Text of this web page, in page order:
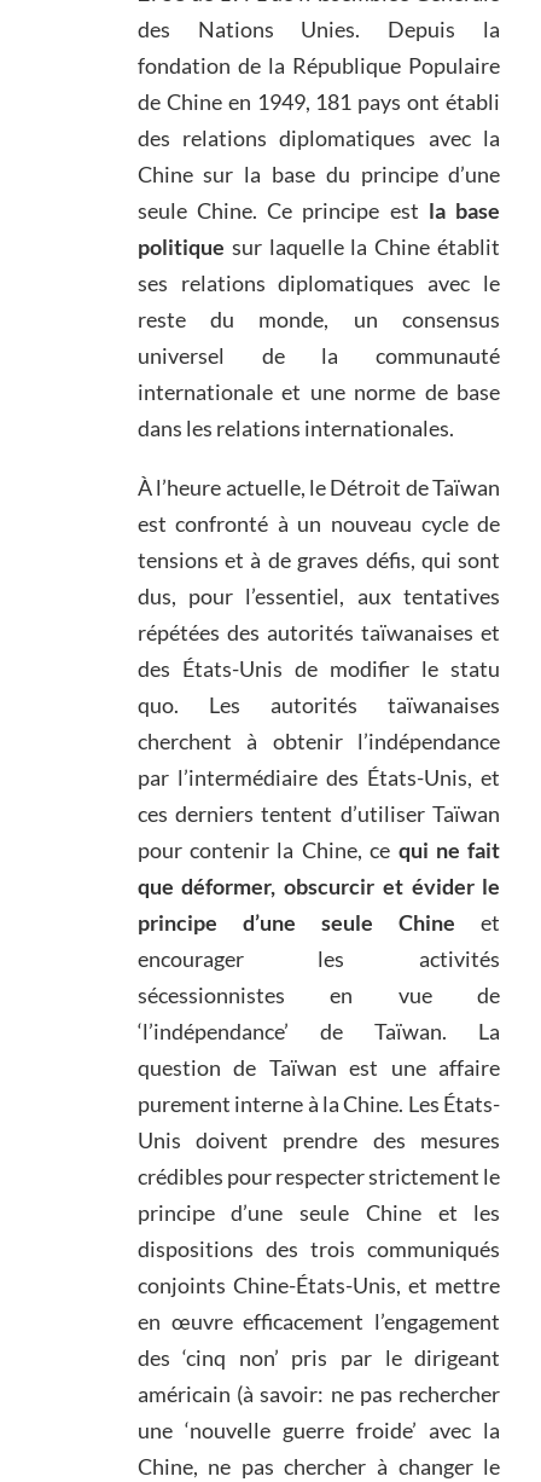
des Nations Unies. Depuis la
fondation de la République Populaire
de Chine en 1949, 181 pays ont établi
des relations diplomatiques avec la
Chine sur la base du principe d’une
seule Chine. Ce principe est la base
politique sur laquelle la Chine établit
ses relations diplomatiques avec le
reste du monde, un consensus
universel de la communauté
internationale et une norme de base
dans les relations internationales.
À l’heure actuelle, le Détroit de Taïwan
est confronté à un nouveau cycle de
tensions et à de graves défis, qui sont
dus, pour l’essentiel, aux tentatives
répétées des autorités taïwanaises et
des États-Unis de modifier le statu
quo. Les autorités taïwanaises
cherchent à obtenir l’indépendance
par l’intermédiaire des États-Unis, et
ces derniers tentent d’utiliser Taïwan
pour contenir la Chine, ce qui ne fait
que déformer, obscurcir et évider le
principe d’une seule Chine et
encourager les activités
sécessionnistes en vue de
‘l’indépendance’ de Taïwan. La
question de Taïwan est une affaire
purement interne à la Chine. Les États-
Unis doivent prendre des mesures
crédibles pour respecter strictement le
principe d’une seule Chine et les
dispositions des trois communiqués
conjoints Chine-États-Unis, et mettre
en œuvre efficacement l’engagement
des ‘cinq non’ pris par le dirigeant
américain (à savoir: ne pas rechercher
une ‘nouvelle guerre froide’ avec la
Chine, ne pas chercher à changer le